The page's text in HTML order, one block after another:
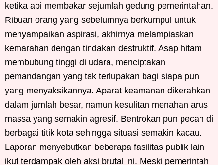
ketika api membakar sejumlah gedung pemerintahan.
Ribuan orang yang sebelumnya berkumpul untuk
menyampaikan aspirasi, akhirnya melampiaskan
kemarahan dengan tindakan destruktif. Asap hitam
membubung tinggi di udara, menciptakan
pemandangan yang tak terlupakan bagi siapa pun
yang menyaksikannya. Aparat keamanan dikerahkan
dalam jumlah besar, namun kesulitan menahan arus
massa yang semakin agresif. Bentrokan pun pecah di
berbagai titik kota sehingga situasi semakin kacau.
Laporan menyebutkan beberapa fasilitas publik lain
ikut terdampak oleh aksi brutal ini. Meski pemerintah